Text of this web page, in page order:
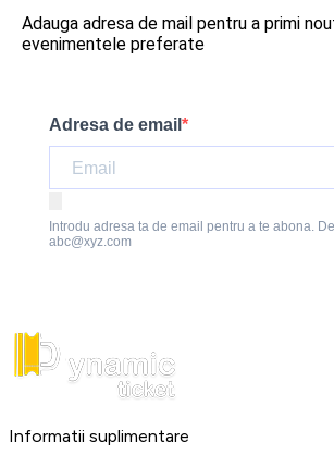
Adauga adresa de mail pentru a primi
evenimentele preferate
Adresa de email
Introdu adresa ta de email pentru a te abona.
abc@xyz.com
Informatii suplimentare